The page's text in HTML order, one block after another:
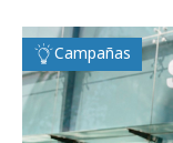
Campañas